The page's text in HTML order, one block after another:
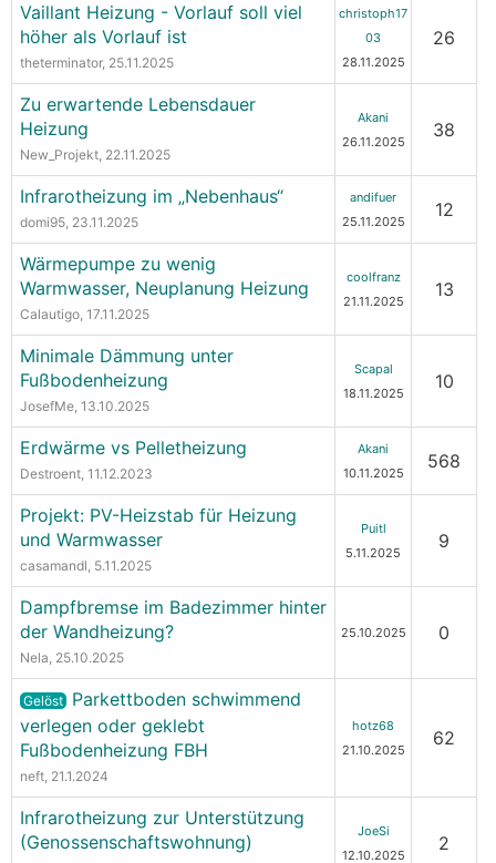
Vaillant Heizung - Vorlauf soll viel
höher als Vorlauf ist
theterminator, 25.11.2025
christoph17
03
28.11.2025
26
Zu erwartende Lebensdauer
Heizung
New_Projekt, 22.11.2025
Akani
26.11.2025
38
Infrarotheizung im „Nebenhaus“
domi95, 23.11.2025
andifuer
25.11.2025
12
Wärmepumpe zu wenig
Warmwasser, Neuplanung Heizung
Calautigo, 17.11.2025
coolfranz
21.11.2025
13
Minimale Dämmung unter
Fußbodenheizung
JosefMe, 13.10.2025
Scapal
18.11.2025
10
Erdwärme vs Pelletheizung
Destroent, 11.12.2023
Akani
10.11.2025
568
Projekt: PV-Heizstab für Heizung
und Warmwasser
casamandl, 5.11.2025
Puitl
5.11.2025
9
Dampfbremse im Badezimmer hinter
der Wandheizung?
Nela, 25.10.2025
25.10.2025 0
Gelöst Parkettboden schwimmend
verlegen oder geklebt
Fußbodenheizung FBH
neft, 21.1.2024
hotz68
21.10.2025
62
Infrarotheizung zur Unterstützung
(Genossenschaftswohnung)
JoeSi
12.10.2025
2